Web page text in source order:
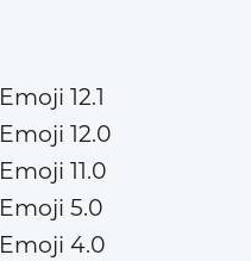
Emoji 12.1
Emoji 12.0
Emoji 11.0
Emoji 5.0
Emoji 4.0